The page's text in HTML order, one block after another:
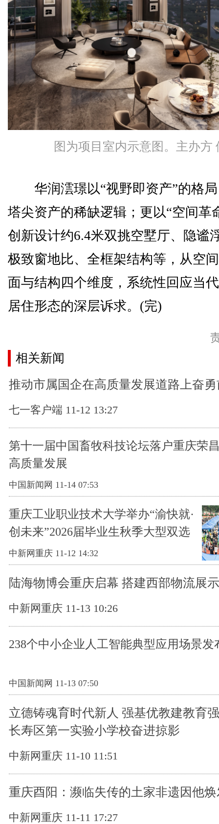
图为项目室内示意图。主办方
华润澐璟以“视野即资产”的格局
塔尖资产的稀缺逻辑；更以“空间革
创新设计约6.4米双挑空墅厅、隐谧
极致窗地比、全框架结构等，从空
面与结构四个维度，系统性回应当
居住形态的深层诉求。(完)
相关新闻
推动市属国企在高质量发展道路上奋
七一客户端 11-12 13:27
第十一届中国畜牧科技论坛落户重庆荣
高质量发展
中国新闻网 11-14 07:53
重庆工业职业技术大学举办“渝快就·
创未来”2026届毕业生秋季大型双选
会
中新网重庆 11-12 14:32
陆海物博会重庆启幕 搭建西部物流展
中新网重庆 11-13 10:26
238个中小企业人工智能典型应用场景发
中国新闻网 11-13 07:50
立德铸魂育时代新人 强基优教建教育
长寿区第一实验小学校奋进掠影
中新网重庆 11-10 11:51
重庆酉阳：濒临失传的土家非遗因他
中新网重庆 11-11 17:27